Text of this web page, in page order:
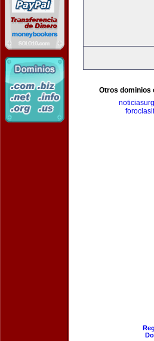
Otros dominios